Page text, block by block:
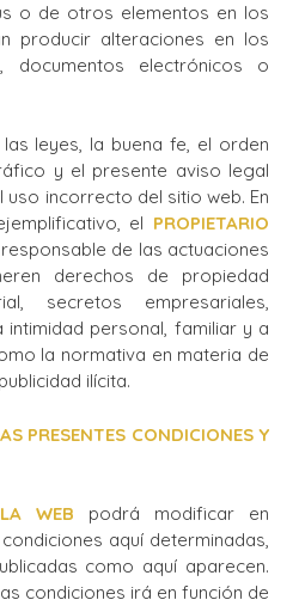
o de otros elementos en los
producir alteraciones en los
documentos electrónicos o
leyes, la buena fe, el orden
y el presente aviso legal
incorrecto del sitio web. En
el PROPIETARIO
de las actuaciones
derechos de propiedad
secretos empresariales,
personal, familiar y a
la normativa en materia de
ilícita.
PRESENTES CONDICIONES Y
WEB podrá modificar en
aquí determinadas,
como aquí aparecen.
condiciones irá en función de